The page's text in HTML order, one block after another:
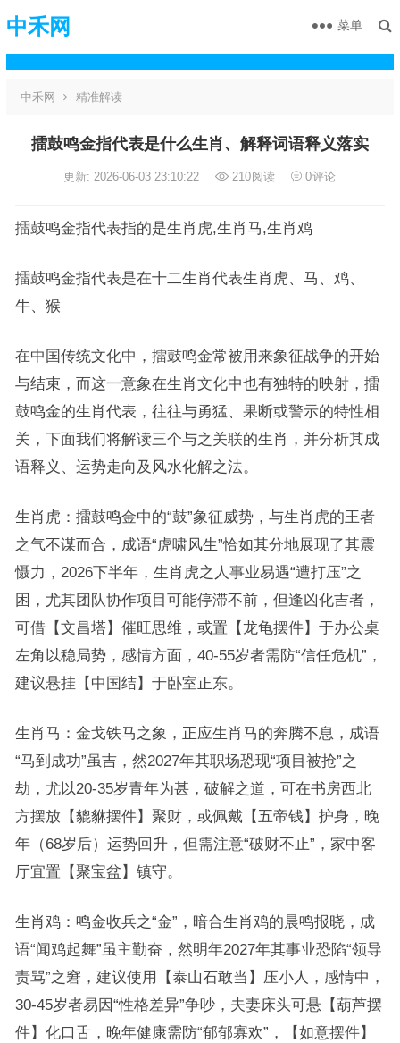
中禾网 菜单
中禾网 精准解读
擂鼓鸣金指代表是什么生肖、解释词语释义落实
更新: 2026-06-03 23:10:22 210阅读 0评论
擂鼓鸣金指代表指的是生肖虎,生肖马,生肖鸡
擂鼓鸣金指代表是在十二生肖代表生肖虎、马、鸡、
牛、猴
在中国传统文化中，擂鼓鸣金常被用来象征战争的开始
与结束，而这一意象在生肖文化中也有独特的映射，擂
鼓鸣金的生肖代表，往往与勇猛、果断或警示的特性相
关，下面我们将解读三个与之关联的生肖，并分析其成
语释义、运势走向及风水化解之法。
生肖虎：擂鼓鸣金中的“鼓”象征威势，与生肖虎的王者
之气不谋而合，成语“虎啸风生”恰如其分地展现了其震
慑力，2026下半年，生肖虎之人事业易遇“遭打压”之
困，尤其团队协作项目可能停滞不前，但逢凶化吉者，
可借【文昌塔】催旺思维，或置【龙龟摆件】于办公桌
左角以稳局势，感情方面，40-55岁者需防“信任危机”，
建议悬挂【中国结】于卧室正东。
生肖马：金戈铁马之象，正应生肖马的奔腾不息，成语
“马到成功”虽吉，然2027年其职场恐现“项目被抢”之
劫，尤以20-35岁青年为甚，破解之道，可在书房西北
方摆放【貔貅摆件】聚财，或佩戴【五帝钱】护身，晚
年（68岁后）运势回升，但需注意“破财不止”，家中客
厅宜置【聚宝盆】镇守。
生肖鸡：鸣金收兵之“金”，暗合生肖鸡的晨鸣报晓，成
语“闻鸡起舞”虽主勤奋，然明年2027年其事业恐陷“领导
责骂”之窘，建议使用【泰山石敢当】压小人，感情中，
30-45岁者易因“性格差异”争吵，夫妻床头可悬【葫芦摆
件】化口舌，晚年健康需防“郁郁寡欢”，【如意摆件】